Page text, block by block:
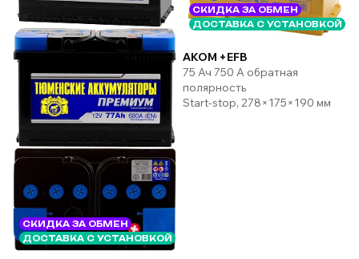
СКИДКА ЗА ОБМЕН
ДОСТАВКА С УСТАНОВКОЙ
СКИДКА ЗА ОБМЕН
ДОСТАВКА С УСТАНОВКОЙ
AKOM +EFB
75 Ач 750 А обратная
полярность
Start-stop, 278×175×190 мм